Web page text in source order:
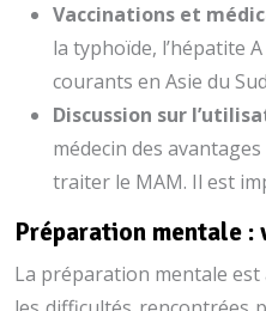
Vaccinations et
la typhoïde, l’hépatite
courants en Asie du
Discussion sur
médecin des
traiter le MAM. Il est
Préparation mentale
La préparation mentale